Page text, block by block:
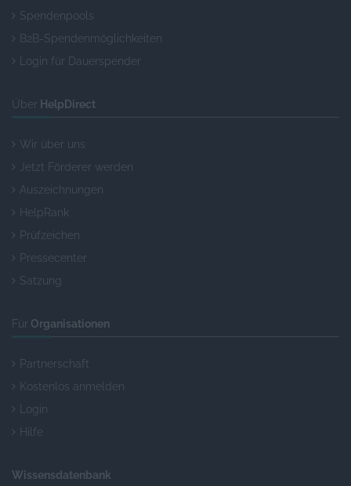
Spendenpools
B2B-Spendenmöglichkeiten
Login für Dauerspender
Über HelpDirect
Wir über uns
Jetzt Förderer werden
Auszeichnungen
HelpRank
Prüfzeichen
Pressecenter
Satzung
Für Organisationen
Partnerschaft
Kostenlos anmelden
Login
Hilfe
Wissensdatenbank